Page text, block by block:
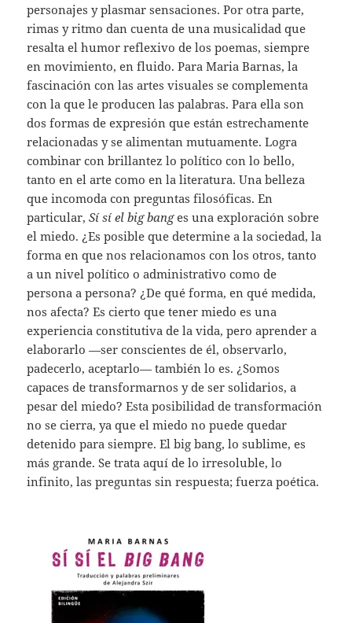
personajes y plasmar sensaciones. Por otra parte,
rimas y ritmo dan cuenta de una musicalidad que
resalta el humor reflexivo de los poemas, siempre
en movimiento, en fluido. Para Maria Barnas, la
fascinación con las artes visuales se complementa
con la que le producen las palabras. Para ella son
dos formas de expresión que están estrechamente
relacionadas y se alimentan mutuamente. Logra
combinar con brillantez lo político con lo bello,
tanto en el arte como en la literatura. Una belleza
que incomoda con preguntas filosóficas. En
particular,Sí sí el big banges una exploración sobre
el miedo. ¿Es posible que determine a la sociedad, la
forma en que nos relacionamos con los otros, tanto
a un nivel político o administrativo como de
persona a persona? ¿De qué forma, en qué medida,
nos afecta? Es cierto que tener miedo es una
experiencia constitutiva de la vida, pero aprender a
elaborarlo —ser conscientes de él, observarlo,
padecerlo, aceptarlo— también lo es. ¿Somos
capaces de transformarnos y de ser solidarios, a
pesar del miedo? Esta posibilidad de transformación
no se cierra, ya que el miedo no puede quedar
detenido para siempre. El big bang, lo sublime, es
más grande. Se trata aquí de lo irresoluble, lo
infinito, las preguntas sin respuesta; fuerza poética.